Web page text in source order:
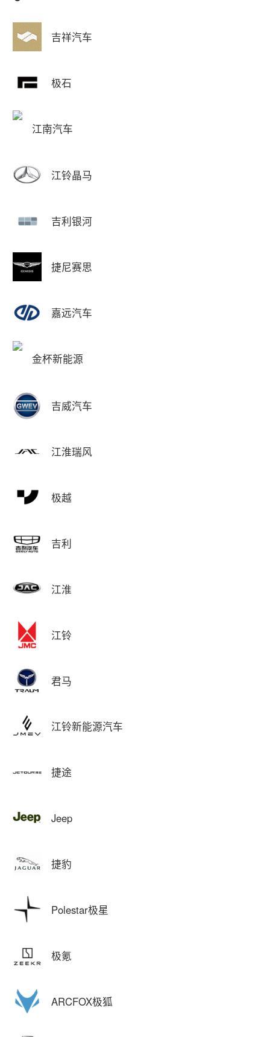
吉祥汽车
极石
江南汽车
江铃晶马
吉利银河
捷尼赛思
嘉远汽车
金杯新能源
吉威汽车
江淮瑞风
极越
吉利
江淮
江铃
君马
江铃新能源汽车
捷途
Jeep
捷豹
Polestar极星
极氪
ARCFOX极狐